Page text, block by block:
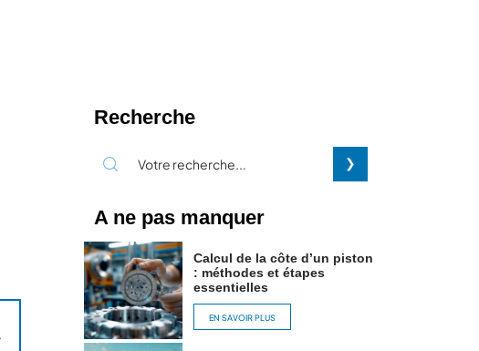
Recherche
A ne pas manquer
Calcul de la côte d’un piston
: méthodes et étapes
essentielles
EN SAVOIR PLUS